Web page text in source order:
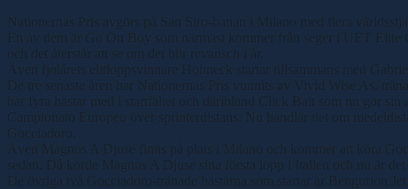
Nationernas Pris avgörs på San Siro-banan i Milano med flera
En av dem är Go On Boy som närmast kommer från seger i UET
och det återstår att se om det blir revansch i år.
Även fjolårets elitloppsvinnare Hohneck startar tillsammans med
De tre senaste åren har Nationernas Pris vunnits av Vivid Wise As,
har fyra hästar med i startfältet och däribland Click Bait som nu gör
Campionato Europeo över sprinterdistans. Nu handlar det om
Gocciadoro.
Även Magnus A Djuse finns på plats i Milano och kommer att köra
sedan. Då körde Magnus A Djuse sina första lopp i Italien och nu är
De övriga två Gocciadoro-tränade hästarna som startar är Bengurion